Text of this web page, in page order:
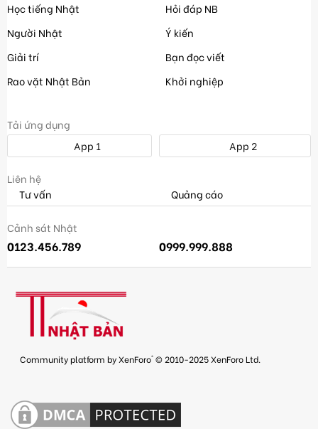
Học tiếng Nhật
Người Nhật
Giải trí
Rao vặt Nhật Bản
Hỏi đáp NB
Ý kiến
Bạn đọc viết
Khởi nghiệp
Tải ứng dụng
App 1
App 2
Liên hệ
Tư vấn
Quảng cáo
Cảnh sát Nhật
0123.456.789 0999.999.888
Community platform by XenForo® © 2010-2025 XenForo Ltd.